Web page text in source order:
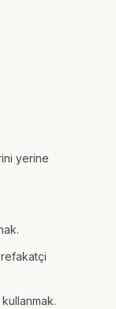
yerine
refakatçi